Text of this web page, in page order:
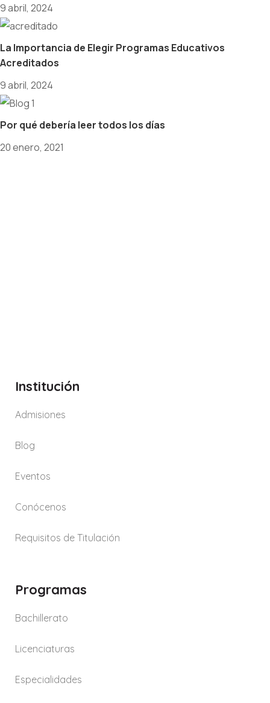
9 abril, 2024
La Importancia de Elegir Programas Educativos
Acreditados
9 abril, 2024
Por qué debería leer todos los días
20 enero, 2021
Institución
Admisiones
Blog
Eventos
Conócenos
Requisitos de Titulación
Programas
Bachillerato
Licenciaturas
Especialidades